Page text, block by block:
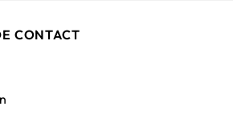
CONTACT